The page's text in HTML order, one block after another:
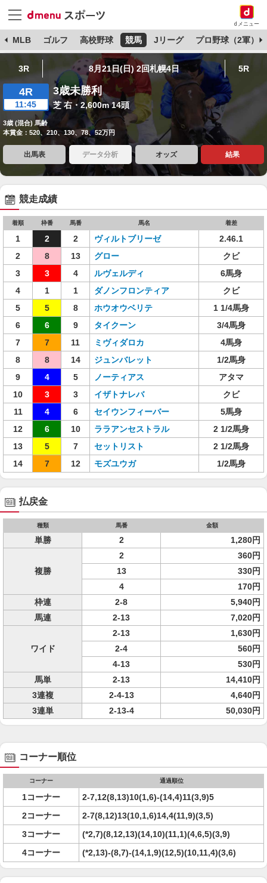
dメニュー
MLB ゴルフ 高校野球 競馬 Jリーグ プロ野球（2軍）
3R 8月21日(日) 2回札幌4日 5R
4R
11:45
3歳未勝利
芝 右・2,600m 14頭
3歳 (混合) 馬齢
本賞金：520、210、130、78、52万円
出馬表 データ分析 オッズ 結果
競走成績
着順 枠番 馬番 馬名 着差
1 2 2 ヴィルトブリーゼ
2.46.1
2
8 13 グロー
クビ
3
3 4 ルヴェルディ
6馬身
4
1 1 ダノンフロンティア
クビ
5
5 8 ホウオウベリテ
1 1/4馬身
6
6 9 タイクーン
3/4馬身
7
7 11 ミヴィダロカ
4馬身
8
8 14 ジュンバレット
1/2馬身
9
4 5 ノーティアス
アタマ
10
3 3 イザトナレバ
クビ
11
4 6 セイウンフィーバー
5馬身
12
6 10 ララアンセストラル
2 1/2馬身
13
5 7 セットリスト
2 1/2馬身
14
7 12 モズユウガ 1/2馬身
払戻金
種類 馬番 金額
単勝 2 1,280円
複勝
2
360円
13
330円
4
170円
枠連
2-8
5,940円
馬連
2-13 7,020円
ワイド
2-13
1,630円
2-4
560円
4-13
530円
馬単
2-13
14,410円
3連複
2-4-13
4,640円
3連単
2-13-4 50,030円
コーナー順位
コーナー 通過順位
1コーナー
2-7,12(8,13)10(1,6)-(14,4)11(3,9)5
2コーナー
2-7(8,12)13(10,1,6)14,4(11,9)(3,5)
3コーナー
(*2,7)(8,12,13)(14,10)(11,1)(4,6,5)(3,9)
4コーナー
(*2,13)-(8,7)-(14,1,9)(12,5)(10,11,4)(3,6)